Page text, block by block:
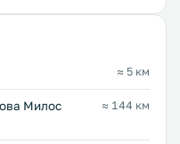
≈ 5 км
Милос
≈ 144 км